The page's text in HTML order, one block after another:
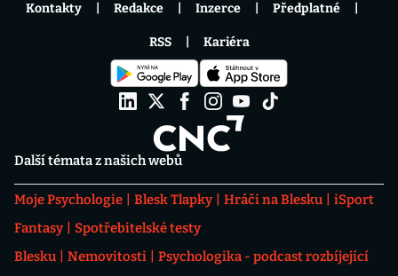
Další témata z našich webů
Moje Psychologie Blesk Tlapky Hráči na Blesku
iSport
Fantasy
Spotřebitelské testy
Blesku
Nemovitosti
Psychologika - podcast rozbíjející
Kontakty Redakce Inzerce Předplatné
RSS Kariéra